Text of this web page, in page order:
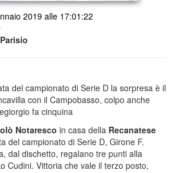
2019 alle 17:01:22
del campionato di Serie D la sorpresa è il
con il Campobasso, colpo anche
fa cinquina
Notaresco in casa della Recanatese
del campionato di Serie D, Girone F.
dal dischetto, regalano tre punti alla
Cudini. Vittoria che vale il terzo posto,